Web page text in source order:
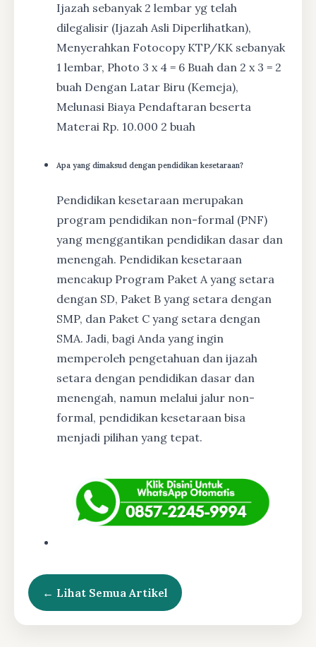
Ijazah sebanyak 2 lembar yg telah
dilegalisir (Ijazah Asli Diperlihatkan),
Menyerahkan Fotocopy KTP/KK sebanyak
1 lembar, Photo 3 x 4 = 6 Buah dan 2 x 3 = 2
buah Dengan Latar Biru (Kemeja),
Melunasi Biaya Pendaftaran beserta
Materai Rp. 10.000 2 buah
Apa yang dimaksud dengan pendidikan kesetaraan?
Pendidikan kesetaraan merupakan
program pendidikan non-formal (PNF)
yang menggantikan pendidikan dasar dan
menengah. Pendidikan kesetaraan
mencakup Program Paket A yang setara
dengan SD, Paket B yang setara dengan
SMP, dan Paket C yang setara dengan
SMA. Jadi, bagi Anda yang ingin
memperoleh pengetahuan dan ijazah
setara dengan pendidikan dasar dan
menengah, namun melalui jalur non-
formal, pendidikan kesetaraan bisa
menjadi pilihan yang tepat.
← Lihat Semua Artikel